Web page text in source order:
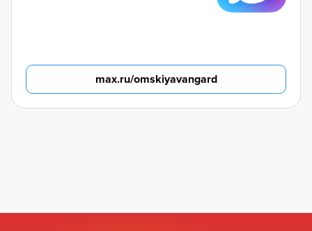
max.ru/omskiyavangard